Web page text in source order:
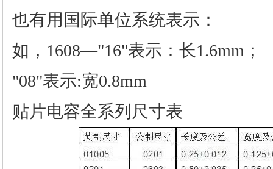
也有用国际单位系统表示：
如，1608—"16"表示：长1.6mm；
"08"表示:宽0.8mm
贴片电容全系列尺寸表